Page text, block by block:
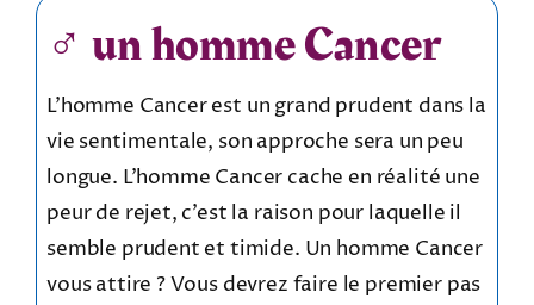
♂️ un homme Cancer
L’homme Cancer est un grand prudent dans la
vie sentimentale, son approche sera un peu
longue. L’homme Cancer cache en réalité une
peur de rejet, c’est la raison pour laquelle il
semble prudent et timide. Un homme Cancer
vous attire ? Vous devrez faire le premier pas